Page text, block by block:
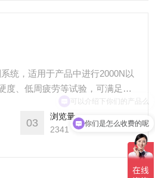
统，适用于产品中进行2000N以
度、低周疲劳等试验，可满足
的测定、GBT 10807-2006 软质
沫聚合材料模压和挤出海绵胶制
03
浏览量
2341
你们是怎么收费的呢